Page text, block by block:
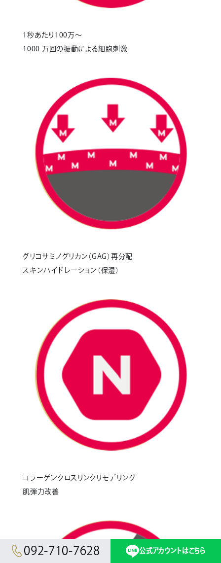
1秒あたり100万～
1000 万回の振動による細胞刺激
グリコサミノグリカン（GAG）再分配
スキンハイドレーション（保湿）
コラーゲンクロスリンクリモデリング
肌弾力改善
092-710-7628 公式アカウントはこちら